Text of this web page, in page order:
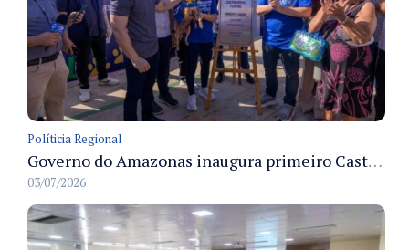
Políticia Regional
Governo do Amazonas inaugura primeiro Castramóvel Fluvial para atendimento veterinário às comunidades ribeirinhas e castração gratuita
03/07/2026